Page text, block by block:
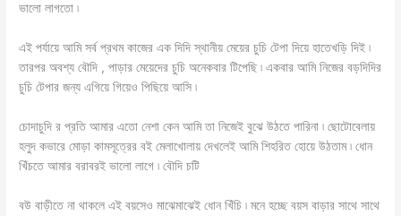
ভালো লাগতো ৷
এই পর্যায়ে আমি সর্ব প্রথম কাজের এক দিদি স্থানীয় মেয়ের চুচি টেপা দিয়ে হাতেখড়ি দিই ৷
তারপর অবশ্য বৌদি , পাড়ার মেয়েদের চুচি অনেকবার টিপেছি ৷ একবার আমি নিজের বড়দিদির
চুচি টেপার জন্য এগিয়ে গিয়েও পিছিয়ে আসি ৷
চোদাচুদি র প্রতি আমার এতো নেশা কেন আমি তা নিজেই বুঝে উঠতে পারিনা ৷ ছোটোবেলায়
হলুদ কভারে মোড়া কামসূত্রের বই মেলাখোলায় দেখলেই আমি শিহরিত হোয়ে উঠতাম ৷ ধোন
খিঁচতে আমার বরাবরই ভালো লাগে ৷ বৌদি চটি
বউ বাড়ীতে না থাকলে এই বয়সেও মাঝেমাঝেই ধোন খিঁচি ৷ মনে হচ্ছে বয়স বাড়ার সাথে সাথে